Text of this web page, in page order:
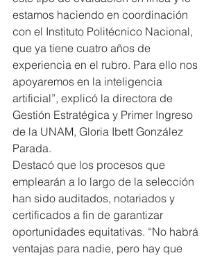
estamos haciendo en coordinación
con el Instituto Politécnico Nacional,
que ya tiene cuatro años de
experiencia en el rubro. Para ello nos
apoyaremos en la inteligencia
artificial”, explicó la directora de
Gestión Estratégica y Primer Ingreso
de la UNAM, Gloria Ibett González
Parada.
Destacó que los procesos que
emplearán a lo largo de la selección
han sido auditados, notariados y
certificados a fin de garantizar
oportunidades equitativas. “No habrá
ventajas para nadie, pero hay que